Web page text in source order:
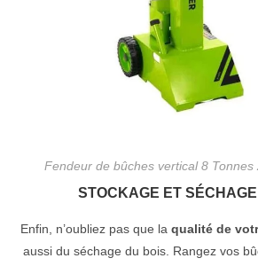
Fendeur de bûches vertical 8 Tonnes
STOCKAGE ET
Enfin, n’oubliez pas que la qualité de
aussi du séchage du bois. Rangez vos